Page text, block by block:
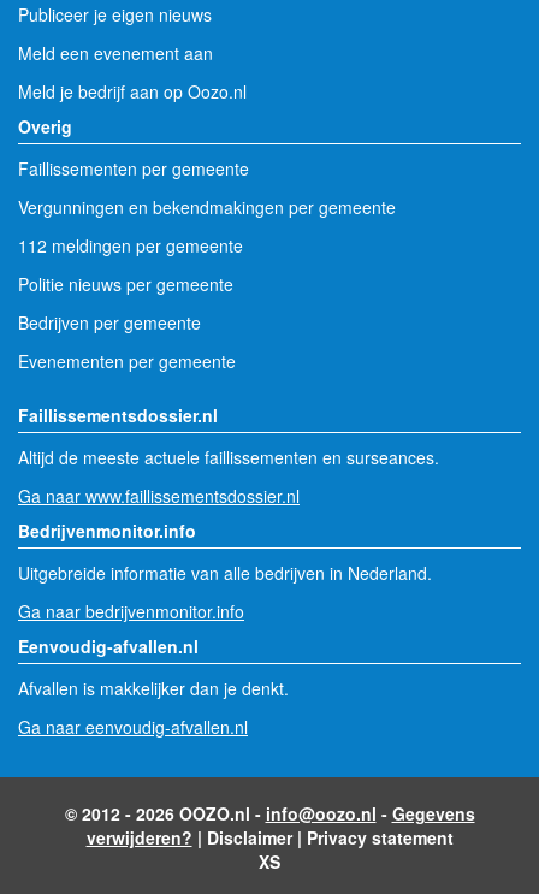
Publiceer je eigen nieuws
Meld een evenement aan
Meld je bedrijf aan op Oozo.nl
Overig
Faillissementen per gemeente
Vergunningen en bekendmakingen per gemeente
112 meldingen per gemeente
Politie nieuws per gemeente
Bedrijven per gemeente
Evenementen per gemeente
Faillissementsdossier.nl
Altijd de meeste actuele faillissementen en surseances.
Ga naar www.faillissementsdossier.nl
Bedrijvenmonitor.info
Uitgebreide informatie van alle bedrijven in Nederland.
Ga naar bedrijvenmonitor.info
Eenvoudig-afvallen.nl
Afvallen is makkelijker dan je denkt.
Ga naar eenvoudig-afvallen.nl
© 2012 - 2026 OOZO.nl - info@oozo.nl - Gegevens
verwijderen? | Disclaimer| Privacy statement
XS